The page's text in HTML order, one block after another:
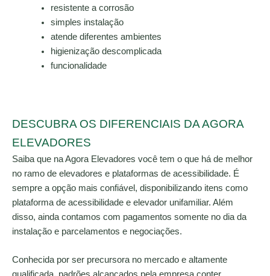
resistente a corrosão
simples instalação
atende diferentes ambientes
higienização descomplicada
funcionalidade
DESCUBRA OS DIFERENCIAIS DA AGORA
ELEVADORES
Saiba que na Agora Elevadores você tem o que há de melhor
no ramo de elevadores e plataformas de acessibilidade. É
sempre a opção mais confiável, disponibilizando itens como
plataforma de acessibilidade e elevador unifamiliar. Além
disso, ainda contamos com pagamentos somente no dia da
instalação e parcelamentos e negociações.
Conhecida por ser precursora no mercado e altamente